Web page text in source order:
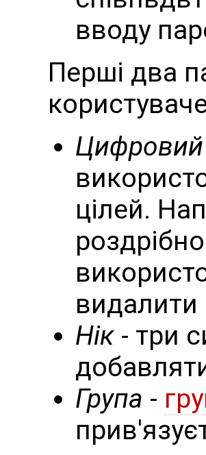
вводу
Перші два
Цифровий
цілей.
видалити
Нік - три
Група -